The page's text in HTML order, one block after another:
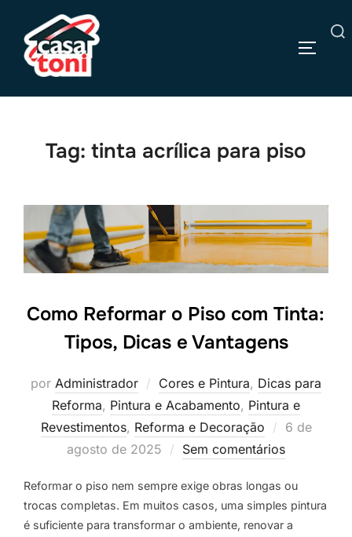
conteúdo
Pesquisar
Tag: tinta acrílica para piso
Como Reformar o Piso com Tinta:
Tipos, Dicas e Vantagens
por Administrador Cores e Pintura, Dicas para
Reforma, Pintura e Acabamento, Pintura e
Revestimentos, Reforma e Decoração
Postado
em
6 de
agosto de 2025
Sem comentários
Reformar o piso nem sempre exige obras longas ou
trocas completas. Em muitos casos, uma simples pintura
é suficiente para transformar o ambiente, renovar a